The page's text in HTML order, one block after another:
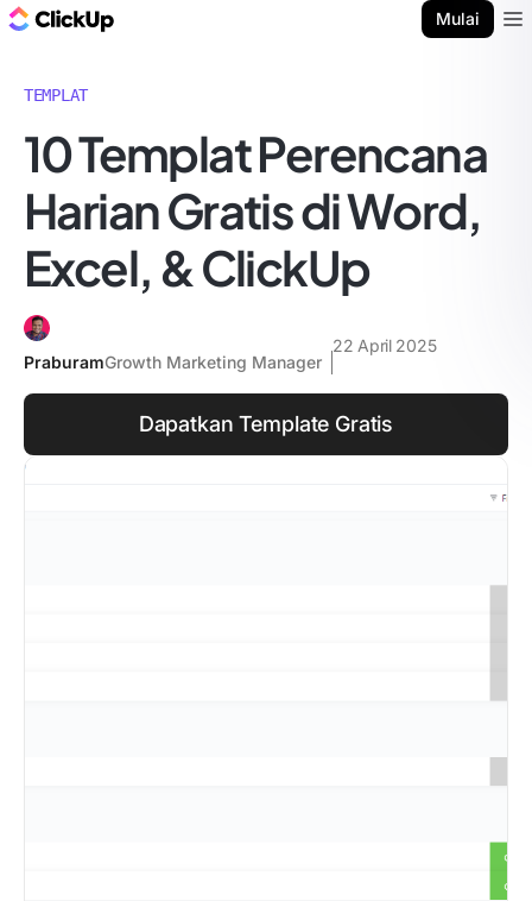
Mulai
TEMPLAT
10 Templat Perencana
Harian Gratis di Word,
Excel, & ClickUp
PraburamGrowth Marketing Manager
22 April 2025
Dapatkan Template Gratis